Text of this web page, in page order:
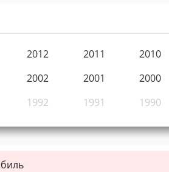
2012 2011
2010
2002 2001
2000
1992 1991 1990